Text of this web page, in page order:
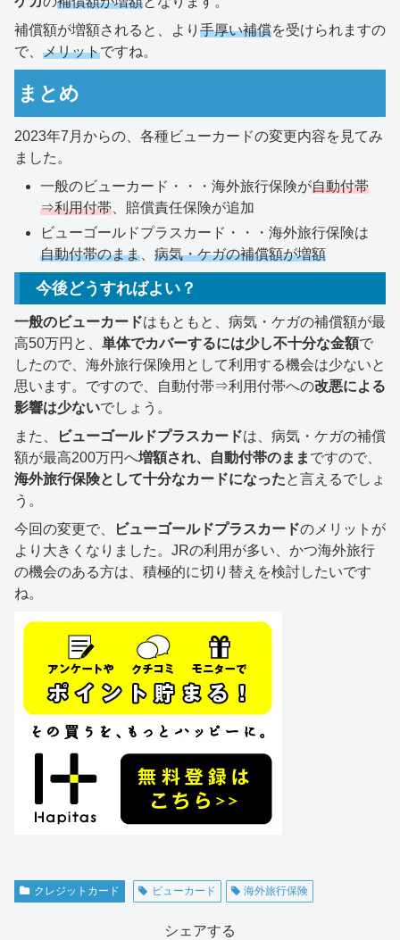
補償額が増額されると、より 手厚い補償を受けられますの
で、 メリットですね。
まとめ
2023年7月からの、各種ビューカードの変更内容を見てみ
ました。
一般のビューカード・・・海外旅行保険が自動付帯
⇒利用付帯 、賠償責任保険が追加
ビューゴールドプラスカード・・・海外旅行保険は
自動付帯のまま 、病気・ケガの補償額が増額
今後どうすればよい？
一般のビューカードはもともと、病気・ケガの補償額が最
高50万円と、 単体でカバーするには少し不十分な金額で
したので、海外旅行保険用として利用する機会は少ないと
思います。ですので、自動付帯⇒利用付帯への改悪による
影響は少ないでしょう。
また、
ビューゴールドプラスカードは、病気・ケガの補償
額が最高200万円へ増額され、自動付帯のまま ですので、
海外旅行保険として十分なカードになったと言えるでしょ
う。
今回の変更で、
ビューゴールドプラスカードのメリットが
より大きくなりました。JRの利用が多い、かつ海外旅行
の機会のある方は、積極的に切り替えを検討したいです
ね。
クレジットカード ビューカード 海外旅行保険
シェアする